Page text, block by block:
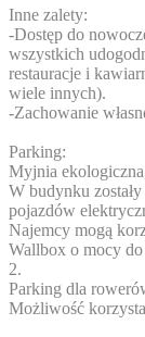
Inne zalety:
-Dostęp do
wszystkich
restauracje i
wiele innych).
-Zachowanie
Parking:
Myjnia
W budynku
pojazdów
Najemcy mogą
Wallbox o mocy do
2.
Parking dla
Możliwość